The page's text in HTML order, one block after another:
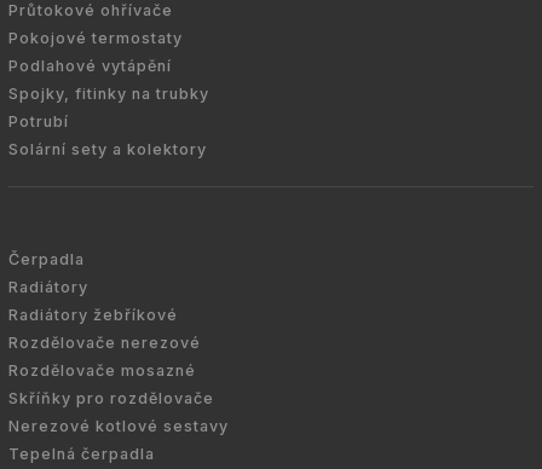
Průtokové ohřívače
Pokojové termostaty
Podlahové vytápění
Spojky, fitinky na trubky
Potrubí
Solární sety a kolektory
Čerpadla
Radiátory
Radiátory žebříkové
Rozdělovače nerezové
Rozdělovače mosazné
Skříňky pro rozdělovače
Nerezové kotlové sestavy
Tepelná čerpadla